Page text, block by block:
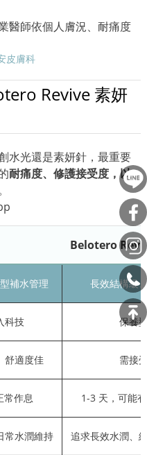
醫師依個人膚況、耐痛度
Revive 素妍
水光還是素妍針，最重要
耐痛度、修護接受度，以
Belotero
補水管理 長效結構級
科技 保養
舒適度佳 需接
常作息 1-3 天，可能
常水潤維持 追求長效水潤、